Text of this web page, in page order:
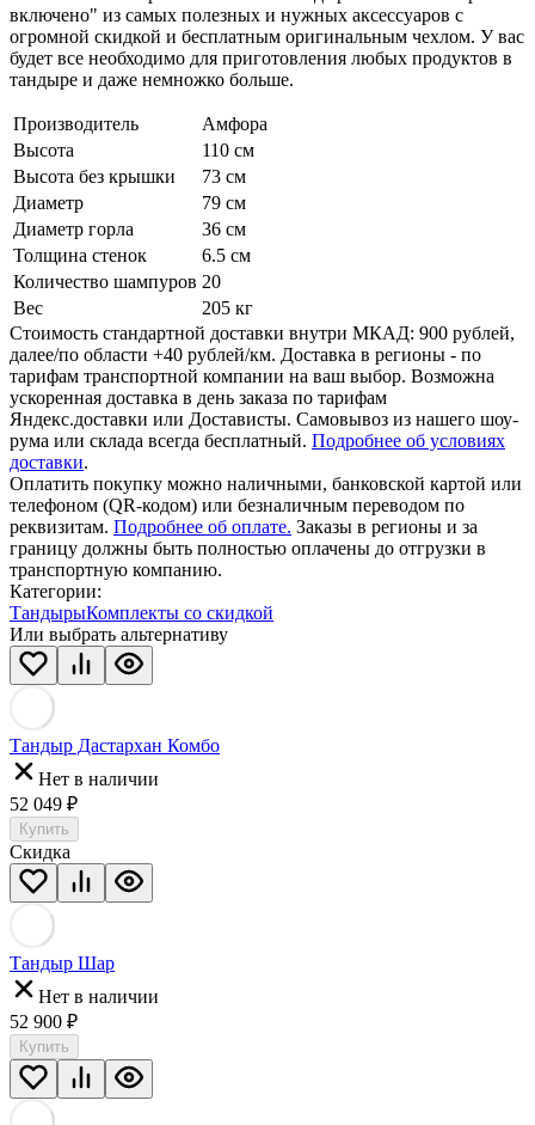
включено" из самых полезных и нужных аксессуаров с
огромной скидкой и бесплатным оригинальным чехлом. У вас
будет все необходимо для приготовления любых продуктов в
тандыре и даже немножко больше.
Производитель
Амфора
Высота
110 см
Высота без крышки
73 см
Диаметр
79 см
Диаметр горла
36 см
Толщина стенок
6.5 см
Количество шампуров 20
Вес
205 кг
Стоимость стандартной доставки внутри МКАД: 900 рублей,
далее/по области +40 рублей/км. Доставка в регионы - по
тарифам транспортной компании на ваш выбор. Возможна
ускоренная доставка в день заказа по тарифам
Яндекс.доставки или Достависты. Самовывоз из нашего шоу-
рума или склада всегда бесплатный. Подробнее об условиях
доставки.
Оплатить покупку можно наличными, банковской картой или
телефоном (QR-кодом) или безналичным переводом по
реквизитам. Подробнее об оплате. Заказы в регионы и за
границу должны быть полностью оплачены до отгрузки в
транспортную компанию.
Категории:
ТандырыКомплекты со скидкой
Или выбрать альтернативу
Тандыр Дастархан Комбо
Нет в наличии
52 049 ₽
Купить
Скидка
Тандыр Шар
Нет в наличии
52 900 ₽
Купить